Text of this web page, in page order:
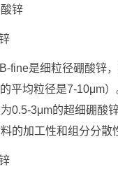
锌
fine是细粒径硼酸锌
平均粒径是7-10μm
0.5-3μm的超细硼酸
的加工性和组分分散